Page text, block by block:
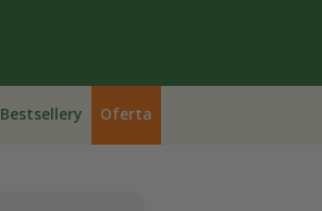
Bestsellery Oferta